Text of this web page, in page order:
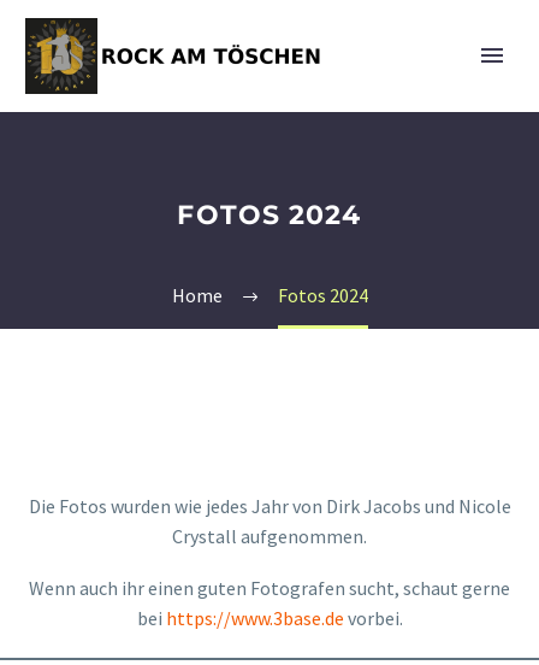
FOTOS 2024
Home Fotos 2024
Die Fotos wurden wie jedes Jahr von Dirk Jacobs und Nicole
Crystall aufgenommen.
Wenn auch ihr einen guten Fotografen sucht, schaut gerne
bei https://www.3base.de vorbei.